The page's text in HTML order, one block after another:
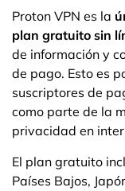
Proton VPN es la
plan gratuito sin
de información y
de pago. Esto es
suscriptores de
como parte de la
privacidad en
El plan gratuito
Países Bajos,